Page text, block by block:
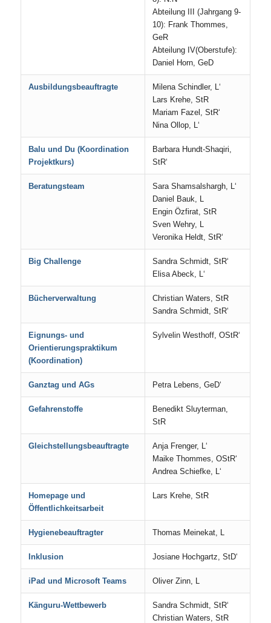
Abteilung III (Jahrgang 9-
10): Frank Thommes,
GeR
Abteilung IV(Oberstufe):
Daniel Horn, GeD
Ausbildungsbeauftragte
Milena Schindler, L‘
Lars Krehe, StR
Mariam Fazel, StR‘
Nina Ollop, L‘
Balu und Du (Koordination
Projektkurs)
Barbara Hundt-Shaqiri,
StR‘
Beratungsteam
Sara Shamsalshargh, L‘
Daniel Bauk, L
Engin Özfirat, StR
Sven Wehry, L
Veronika Heldt, StR‘
Big Challenge
Sandra Schmidt, StR‘
Elisa Abeck, L‘
Bücherverwaltung
Christian Waters, StR
Sandra Schmidt, StR‘
Eignungs- und
Orientierungspraktikum
(Koordination)
Sylvelin Westhoff, OStR‘
Ganztag und AGs Petra Lebens, GeD‘
Gefahrenstoffe
Benedikt Sluyterman,
StR
Gleichstellungsbeauftragte
Anja Frenger, L‘
Maike Thommes, OStR‘
Andrea Schiefke, L‘
Homepage und
Öffentlichkeitsarbeit
Lars Krehe, StR
Hygienebeauftragter Thomas Meinekat, L
Inklusion Josiane Hochgartz, StD‘
iPad und Microsoft Teams Oliver Zinn, L
Känguru-Wettbewerb
Sandra Schmidt, StR‘
Christian Waters, StR